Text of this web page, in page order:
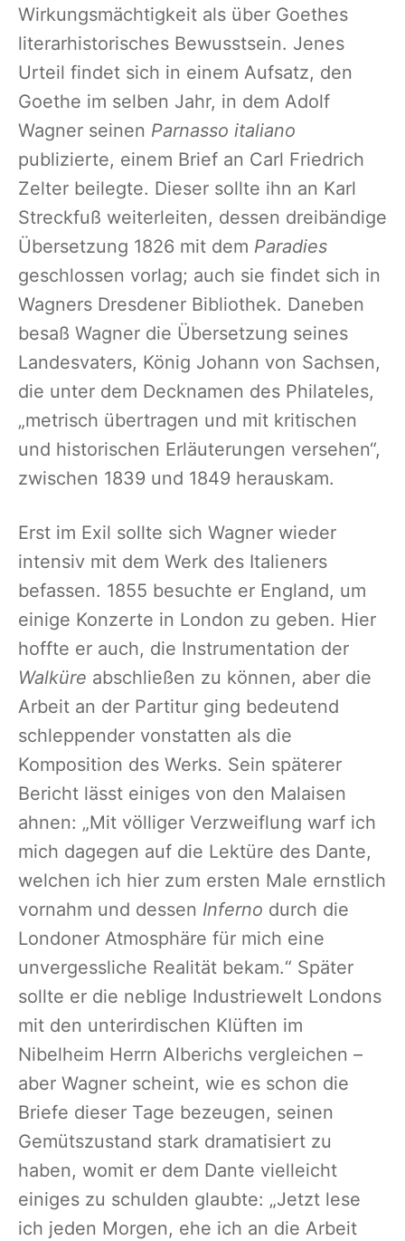
Wirkungsmächtigkeit als über Goethes
literarhistorisches Bewusstsein. Jenes
Urteil findet sich in einem Aufsatz, den
Goethe im selben Jahr, in dem Adolf
Wagner seinen Parnasso italiano
publizierte, einem Brief an Carl Friedrich
Zelter beilegte. Dieser sollte ihn an Karl
Streckfuß weiterleiten, dessen dreibändige
Übersetzung 1826 mit dem Paradies
geschlossen vorlag; auch sie findet sich in
Wagners Dresdener Bibliothek. Daneben
besaß Wagner die Übersetzung seines
Landesvaters, König Johann von Sachsen,
die unter dem Decknamen des Philateles,
„metrisch übertragen und mit kritischen
und historischen Erläuterungen versehen“,
zwischen 1839 und 1849 herauskam.
Erst im Exil sollte sich Wagner wieder
intensiv mit dem Werk des Italieners
befassen. 1855 besuchte er England, um
einige Konzerte in London zu geben. Hier
hoffte er auch, die Instrumentation der
Walküre abschließen zu können, aber die
Arbeit an der Partitur ging bedeutend
schleppender vonstatten als die
Komposition des Werks. Sein späterer
Bericht lässt einiges von den Malaisen
ahnen: „Mit völliger Verzweiflung warf ich
mich dagegen auf die Lektüre des Dante,
welchen ich hier zum ersten Male ernstlich
vornahm und dessen Inferno durch die
Londoner Atmosphäre für mich eine
unvergessliche Realität bekam.“ Später
sollte er die neblige Industriewelt Londons
mit den unterirdischen Klüften im
Nibelheim Herrn Alberichs vergleichen –
aber Wagner scheint, wie es schon die
Briefe dieser Tage bezeugen, seinen
Gemütszustand stark dramatisiert zu
haben, womit er dem Dante vielleicht
einiges zu schulden glaubte: „Jetzt lese
ich jeden Morgen, ehe ich an die Arbeit